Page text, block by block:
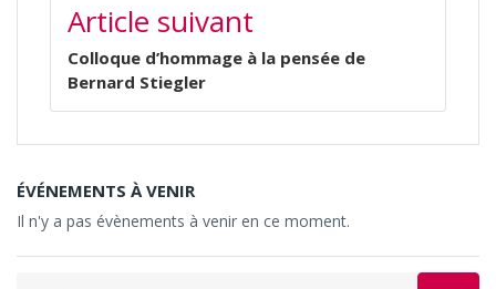
Article suivant
Colloque d’hommage à la pensée de
Bernard Stiegler
ÉVÉNEMENTS À VENIR
Il n'y a pas évènements à venir en ce moment.